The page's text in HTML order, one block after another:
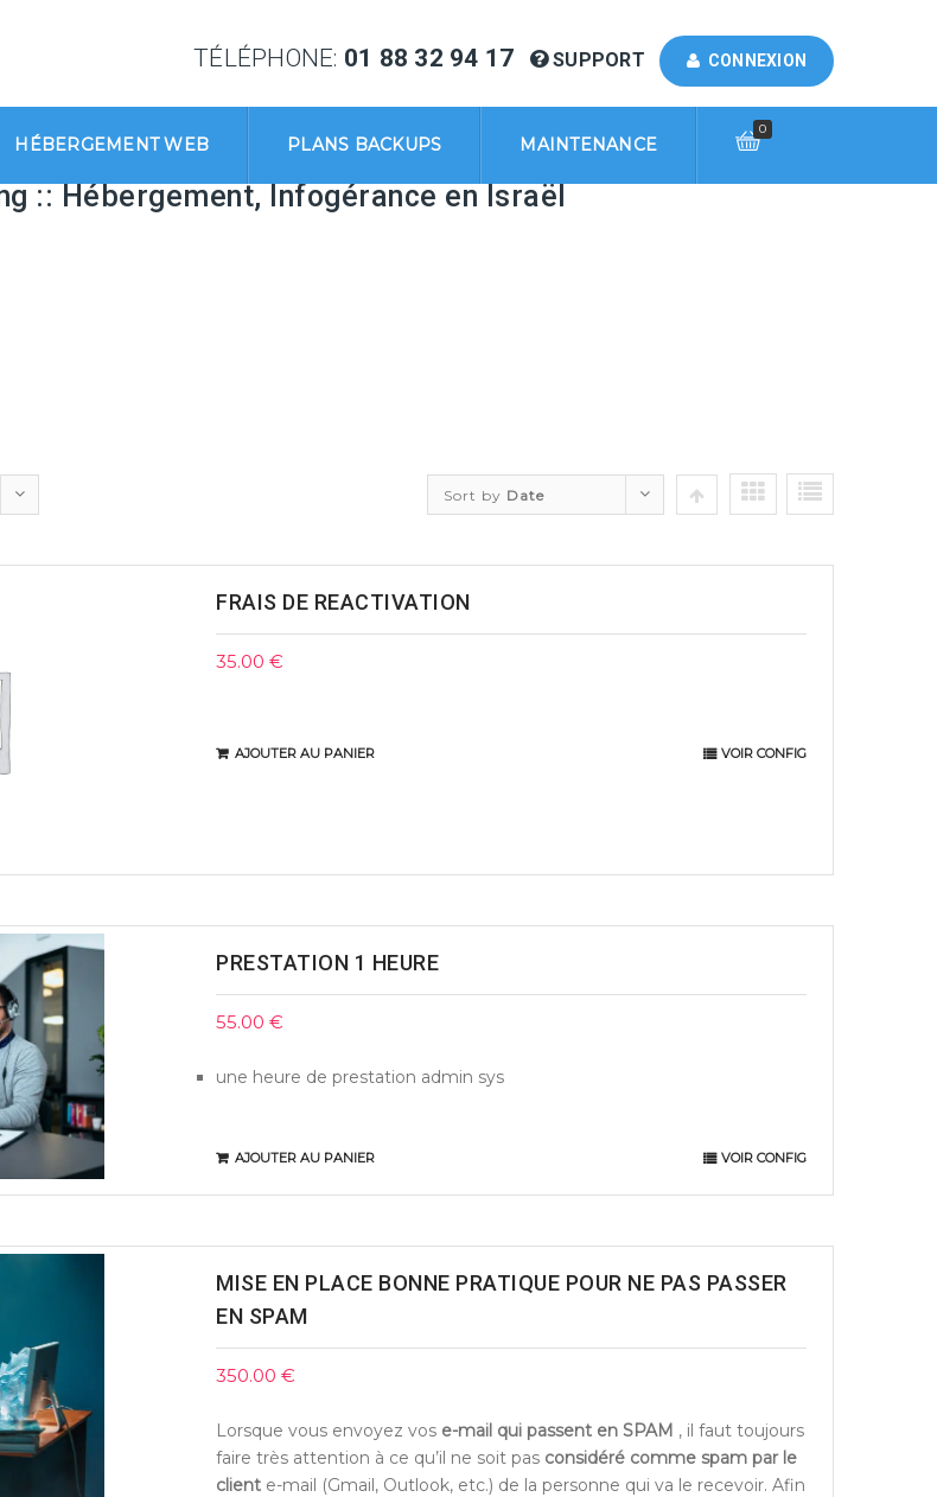
TÉLÉPHONE: 01 88 32 94 17 SUPPORT CONNEXION
0
HÉBERGEMENT WEB PLANS BACKUPS MAINTENANCE
:: Hébergement, Infogérance en Israël
Sort by Date
FRAIS DE REACTIVATION
35.00€
AJOUTER AU PANIER VOIR CONFIG
PRESTATION 1 HEURE
55.00€
une heure de prestation admin sys
AJOUTER AU PANIER VOIR CONFIG
MISE EN PLACE BONNE PRATIQUE POUR NE PAS PASSER
EN SPAM
350.00€
Lorsque vous envoyez vos e-mail qui passent en SPAM , il faut toujours
faire très attention à ce qu’il ne soit pas considéré comme spam par le
client e-mail (Gmail, Outlook, etc.) de la personne qui va le recevoir. Afin